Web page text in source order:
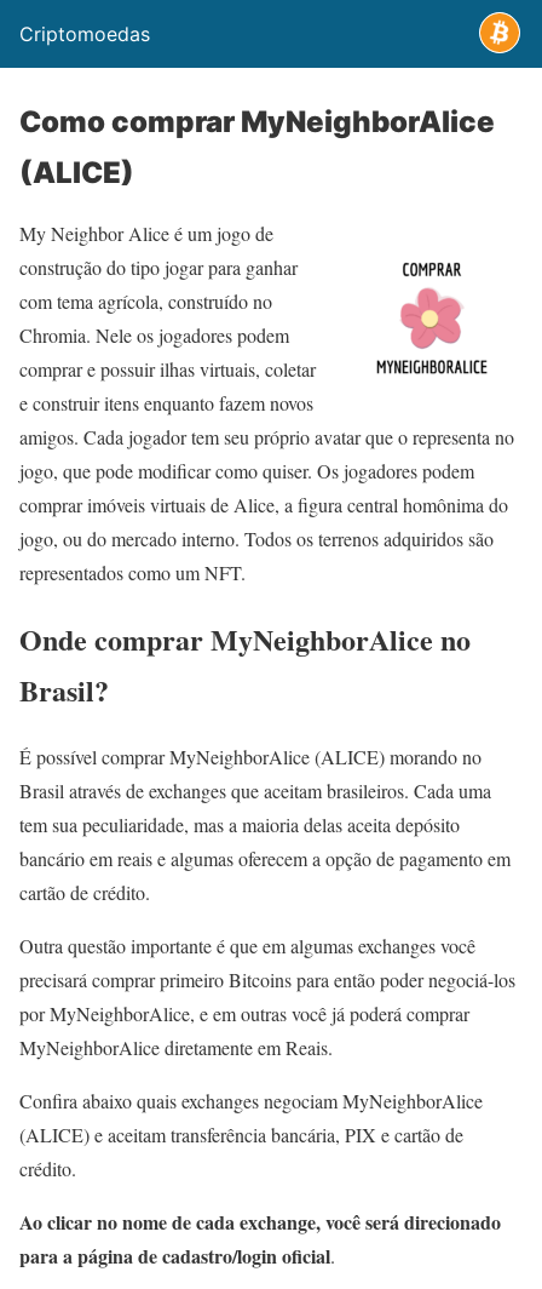
Criptomoedas
Como comprar MyNeighborAlice
(ALICE)
My Neighbor Alice é um jogo de
construção do tipo jogar para ganhar
com tema agrícola, construído no
Chromia. Nele os jogadores podem
comprar e possuir ilhas virtuais, coletar
e construir itens enquanto fazem novos
amigos. Cada jogador tem seu próprio avatar que o representa no
jogo, que pode modificar como quiser. Os jogadores podem
comprar imóveis virtuais de Alice, a figura central homônima do
jogo, ou do mercado interno. Todos os terrenos adquiridos são
representados como um NFT.
Onde comprar MyNeighborAlice no
Brasil?
É possível comprar MyNeighborAlice (ALICE) morando no
Brasil através de exchanges que aceitam brasileiros. Cada uma
tem sua peculiaridade, mas a maioria delas aceita depósito
bancário em reais e algumas oferecem a opção de pagamento em
cartão de crédito.
Outra questão importante é que em algumas exchanges você
precisará comprar primeiro Bitcoins para então poder negociá-los
por MyNeighborAlice, e em outras você já poderá comprar
MyNeighborAlice diretamente em Reais.
Confira abaixo quais exchanges negociam MyNeighborAlice
(ALICE) e aceitam transferência bancária, PIX e cartão de
crédito.
Ao clicar no nome de cada exchange, você será direcionado
para a página de cadastro/login oficial.